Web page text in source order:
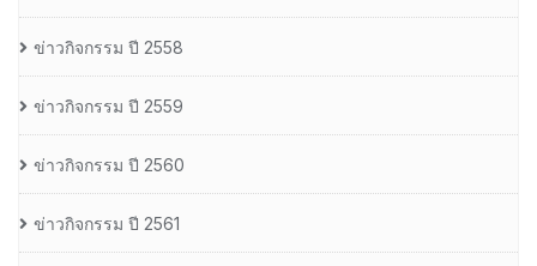
ข่าวกิจกรรม ปี 2558
ข่าวกิจกรรม ปี 2559
ข่าวกิจกรรม ปี 2560
ข่าวกิจกรรม ปี 2561